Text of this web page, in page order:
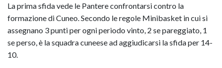
La prima sfida vede le Pantere confrontarsi contro la
formazione di Cuneo. Secondo le regole Minibasket in cui si
assegnano 3 punti per ogni periodo vinto, 2 se pareggiato, 1
se perso, è la squadra cuneese ad aggiudicarsi la sfida per 14-
10.